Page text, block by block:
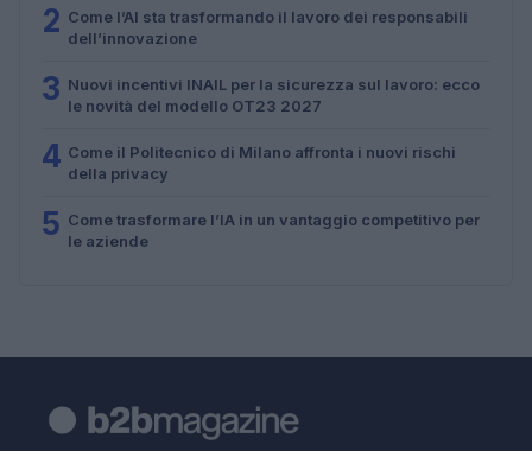
2 Come l’AI sta trasformando il lavoro dei responsabili
dell’innovazione
3 Nuovi incentivi INAIL per la sicurezza sul lavoro: ecco
le novità del modello OT23 2027
4 Come il Politecnico di Milano affronta i nuovi rischi
della privacy
5 Come trasformare l’IA in un vantaggio competitivo per
le aziende